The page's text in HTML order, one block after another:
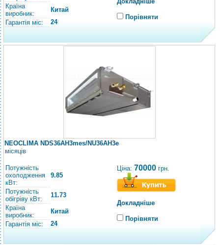
Країна
виробник:
Китай
Гарантія міс:
24
Порівняти
NEOCLIMA NDS36AH3mes/NU36AH3e
місяців
Потужність
охолодження
кВт:
9.85
Потужність
обігріву кВт:
11.73
Країна
виробник:
Китай
Гарантія міс:
24
Ціна: 70000 грн.
Докладніше
Порівняти